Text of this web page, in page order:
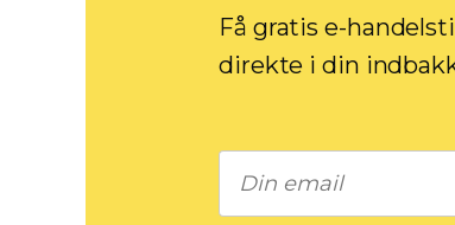
Få gratis e-
direkte i din